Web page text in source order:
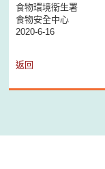
食物環境衞生署
食物安全中心
2020-6-16
返回